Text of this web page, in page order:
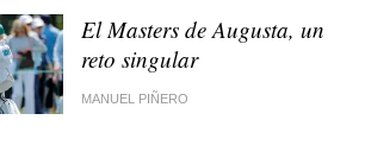
El Masters de Augusta, un
reto singular
MANUEL PIÑERO